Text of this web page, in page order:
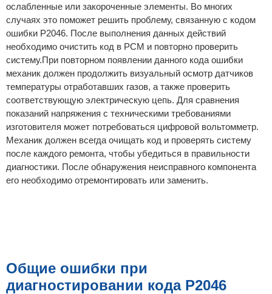
ослабленные или закороченные элементы. Во многих
случаях это поможет решить проблему, связанную с кодом
ошибки P2046. После выполнения данных действий
необходимо очистить код в PCM и повторно проверить
систему.При повторном появлении данного кода ошибки
механик должен продолжить визуальный осмотр датчиков
температуры отработавших газов, а также проверить
соответствующую электрическую цепь. Для сравнения
показаний напряжения с техническими требованиями
изготовителя может потребоваться цифровой вольтомметр.
Механик должен всегда очищать код и проверять систему
после каждого ремонта, чтобы убедиться в правильности
диагностики. После обнаружения неисправного компонента
его необходимо отремонтировать или заменить.
Общие ошибки при
диагностировании кода P2046